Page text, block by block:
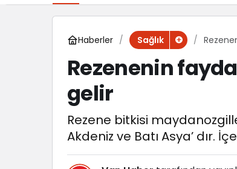
Haberler Sağlık
Rezenenin
gelir
Rezene bitkisi
Akdeniz ve Batı Asya’ dır.